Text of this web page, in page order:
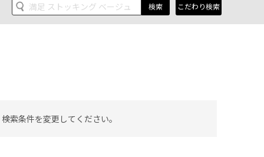
検索 こだわり検索
索条件を変更してください。